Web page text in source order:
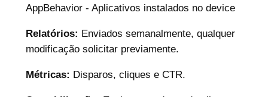
AppBehavior - Aplicativos instalados no device
Relatórios: Enviados semanalmente, qualquer
modificação solicitar previamente.
Métricas: Disparos, cliques e CTR.